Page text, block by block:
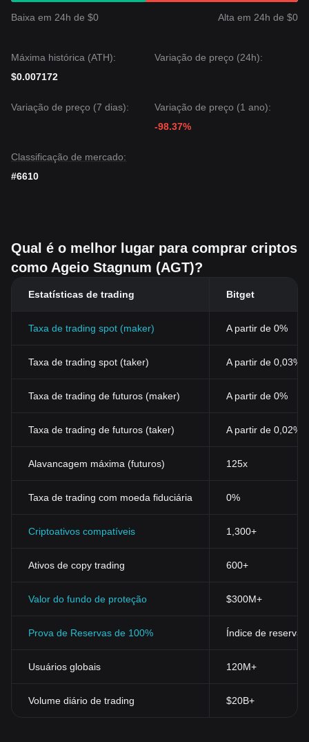
Baixa em 24h de $0 Alta em 24h de $0
Máxima histórica (ATH):
$0.007172
Variação de preço (24h):
Variação de preço (7 dias):
Variação de preço (1 ano):
-98.37%
Classificação de mercado:
#6610
Qual é o melhor lugar para comprar criptos
como Ageio Stagnum (AGT)?
Estatísticas de trading Bitget
Taxa de trading spot (maker) A partir de 0%
Taxa de trading spot (taker) A partir de 0,03%
Taxa de trading de futuros (maker) A partir de 0%
Taxa de trading de futuros (taker) A partir de 0,02%
Alavancagem máxima (futuros) 125x
Taxa de trading com moeda fiduciária 0%
Criptoativos compatíveis 1,300+
Ativos de copy trading 600+
Valor do fundo de proteção $300M+
Prova de Reservas de 100% Índice de
Usuários globais 120M+
Volume diário de trading $20B+